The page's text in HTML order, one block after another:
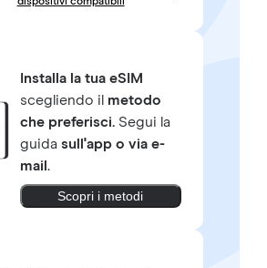
Installa la tua eSIM
scegliendo il metodo
che preferisci.Segui la
guida sull'app o via e-
mail .
Scopri i metodi